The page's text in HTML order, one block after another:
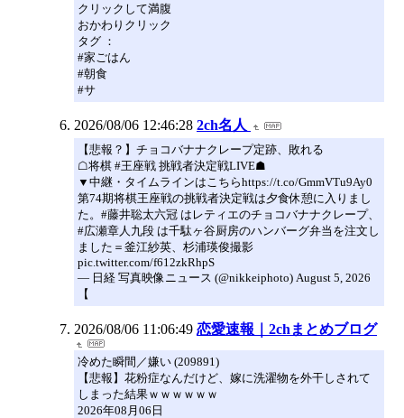
クリックして満腹
おかわりクリック
タグ ：
#家ごはん
#朝食
#サ
2026/08/06 12:46:28 2ch名人
【悲報？】チョコバナナクレープ定跡、敗れる
☖将棋 #王座戦 挑戦者決定戦LIVE☗
▼中継・タイムラインはこちらhttps://t.co/GmmVTu9Ay0
第74期将棋王座戦の挑戦者決定戦は夕食休憩に入りまし
た。#藤井聡太六冠 はレティエのチョコバナナクレープ、
#広瀬章人九段 は千駄ヶ谷厨房のハンバーグ弁当を注文し
ました＝釜江紗英、杉浦瑛俊撮影
pic.twitter.com/f612zkRhpS
— 日経 写真映像ニュース (@nikkeiphoto) August 5, 2026
【
2026/08/06 11:06:49 恋愛速報｜2chまとめブログ
冷めた瞬間／嫌い (209891)
【悲報】花粉症なんだけど、嫁に洗濯物を外干しされて
しまった結果ｗｗｗｗｗｗ
2026年08月06日